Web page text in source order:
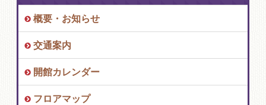
概要・お知らせ
交通案内
開館カレンダー
フロアマップ